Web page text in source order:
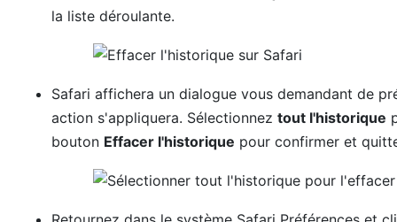
la liste déroulante.
Safari affichera un dialogue vous demandant de
action s'appliquera. Sélectionnez tout l'historique
bouton Effacer l'historique pour confirmer et